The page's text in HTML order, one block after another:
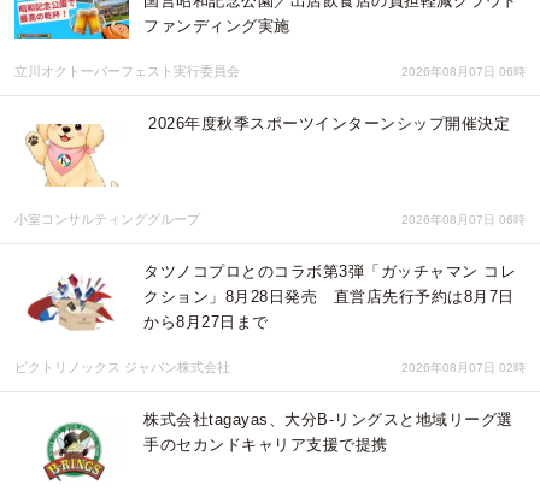
ファンディング実施
立川オクトーバーフェスト実行委員会 2026年08月07日 06時
2026年度秋季スポーツインターンシップ開催決定
小室コンサルティンググループ 2026年08月07日 06時
タツノコプロとのコラボ第3弾「ガッチャマン コレ
クション」8月28日発売 直営店先行予約は8月7日
から8月27日まで
ビクトリノックス ジャパン株式会社 2026年08月07日 02時
株式会社tagayas、大分B-リングスと地域リーグ選
手のセカンドキャリア支援で提携